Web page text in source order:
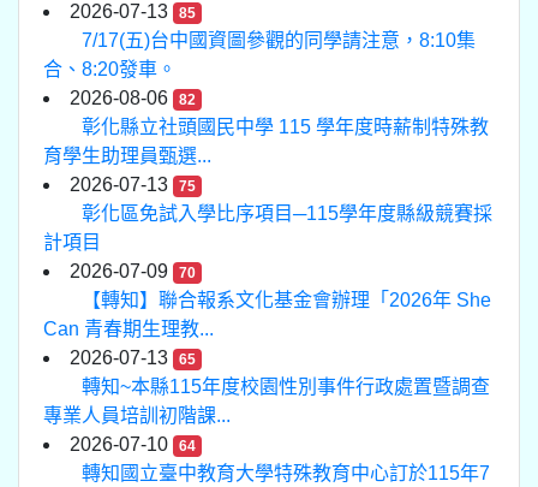
2026-07-13
85
7/17(五)台中國資圖參觀的同學請注意，8:10集
合、8:20發車。
2026-08-06
82
彰化縣立社頭國民中學 115 學年度時薪制特殊教
育學生助理員甄選...
2026-07-13
75
彰化區免試入學比序項目─115學年度縣級競賽採
計項目
2026-07-09
70
【轉知】聯合報系文化基金會辦理「2026年 She
Can 青春期生理教...
2026-07-13
65
轉知~本縣115年度校園性別事件行政處置暨調查
專業人員培訓初階課...
2026-07-10
64
轉知國立臺中教育大學特殊教育中心訂於115年7